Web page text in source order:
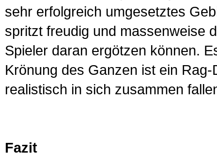
sehr erfolgreich umgesetztes
spritzt freudig und massenweise
Spieler daran ergötzen können.
Krönung des Ganzen ist ein
realistisch in sich zusammen
Fazit